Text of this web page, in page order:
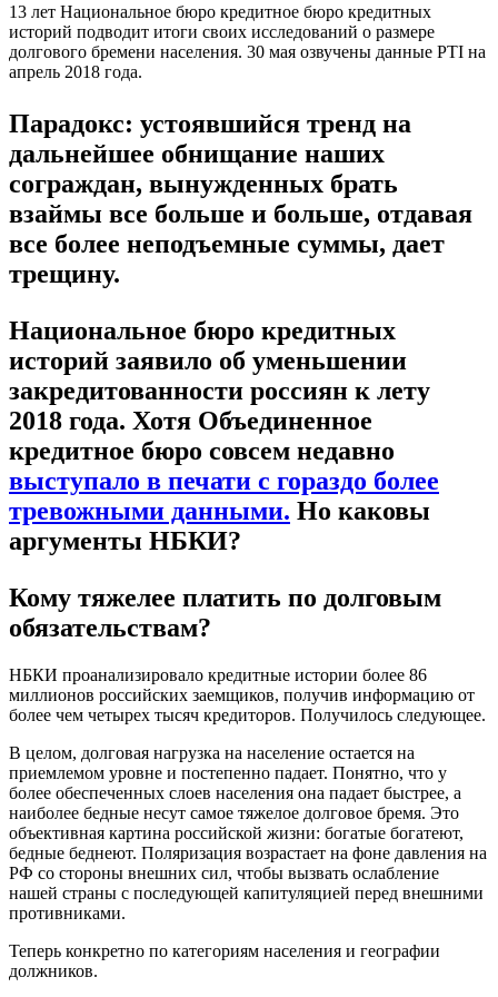
13 лет Национальное бюро кредитное бюро кредитных
историй подводит итоги своих исследований о размере
долгового бремени населения. 30 мая озвучены данные PTI на
апрель 2018 года.
Парадокс: устоявшийся тренд на
дальнейшее обнищание наших
сограждан, вынужденных брать
взаймы все больше и больше, отдавая
все более неподъемные суммы, дает
трещину.
Национальное бюро кредитных
историй заявило об уменьшении
закредитованности россиян к лету
2018 года. Хотя Объединенное
кредитное бюро совсем недавно
выступало в печати с гораздо более
тревожными данными. Но каковы
аргументы НБКИ?
Кому тяжелее платить по долговым
обязательствам?
НБКИ проанализировало кредитные истории более 86
миллионов российских заемщиков, получив информацию от
более чем четырех тысяч кредиторов. Получилось следующее.
В целом, долговая нагрузка на население остается на
приемлемом уровне и постепенно падает. Понятно, что у
более обеспеченных слоев населения она падает быстрее, а
наиболее бедные несут самое тяжелое долговое бремя. Это
объективная картина российской жизни: богатые богатеют,
бедные беднеют. Поляризация возрастает на фоне давления на
РФ со стороны внешних сил, чтобы вызвать ослабление
нашей страны с последующей капитуляцией перед внешними
противниками.
Теперь конкретно по категориям населения и географии
должников.